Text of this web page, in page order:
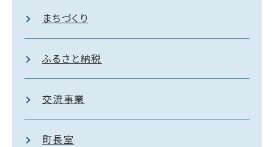
まちづくり
ふるさと納税
交流事業
町長室